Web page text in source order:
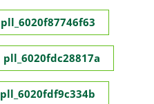
pll_6020f87746f63
pll_6020fdc28817a
pll_6020fdf9c334b